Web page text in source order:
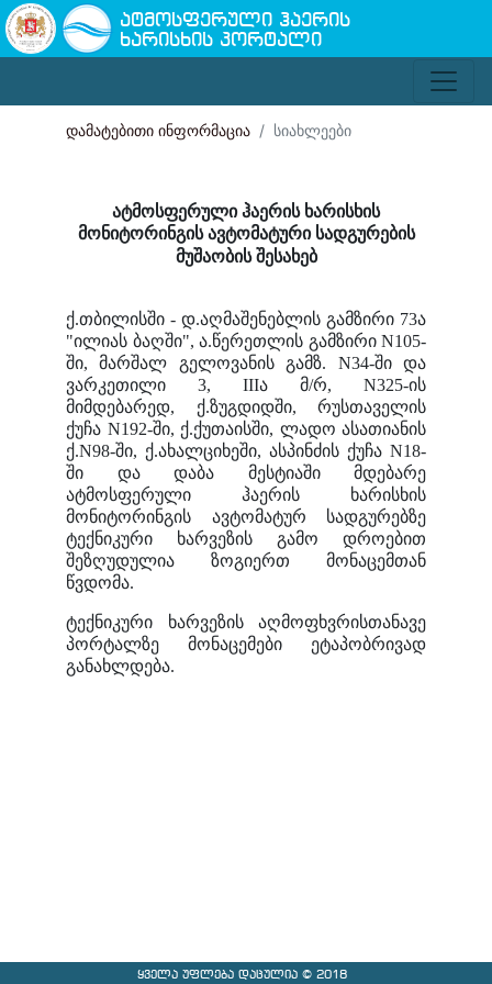
ატმოსფერული ჰაერის
ხარისხის პორტალი
დამატებითი ინფორმაცია სიახლეები
ატმოსფერული ჰაერის ხარისხის
მონიტორინგის ავტომატური სადგურების
მუშაობის შესახებ
ქ.თბილისში - დ.აღმაშენებლის გამზირი 73ა
"ილიას ბაღში", ა.წერეთლის გამზირი N105-
ში, მარშალ გელოვანის გამზ. N34-ში და
ვარკეთილი 3, IIIა მ/რ, N325-ის
მიმდებარედ, ქ.ზუგდიდში, რუსთაველის
ქუჩა N192-ში, ქ.ქუთაისში, ლადო ასათიანის
ქ.N98-ში, ქ.ახალციხეში, ასპინძის ქუჩა N18-
ში და დაბა მესტიაში მდებარე
ატმოსფერული ჰაერის ხარისხის
მონიტორინგის ავტომატურ სადგურებზე
ტექნიკური ხარვეზის გამო დროებით
შეზღუდულია ზოგიერთ მონაცემთან
წვდომა.
ტექნიკური ხარვეზის აღმოფხვრისთანავე
პორტალზე მონაცემები ეტაპობრივად
განახლდება.
ყველა უფლება დაცულია © 2018